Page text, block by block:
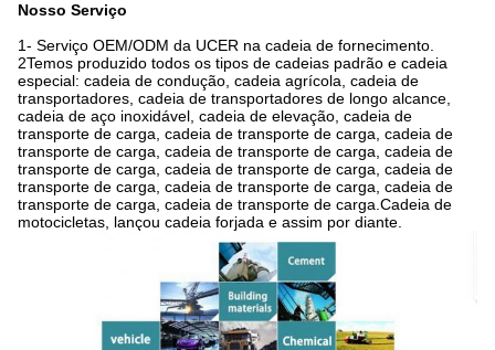
Nosso Serviço
1- Serviço OEM/ODM da UCER na cadeia de fornecimento.
2Temos produzido todos os tipos de cadeias padrão e cadeia
especial: cadeia de condução, cadeia agrícola, cadeia de
transportadores, cadeia de transportadores de longo alcance,
cadeia de aço inoxidável, cadeia de elevação, cadeia de
transporte de carga, cadeia de transporte de carga, cadeia de
transporte de carga, cadeia de transporte de carga, cadeia de
transporte de carga, cadeia de transporte de carga, cadeia de
transporte de carga, cadeia de transporte de carga, cadeia de
transporte de carga, cadeia de transporte de carga.Cadeia de
motocicletas, lançou cadeia forjada e assim por diante.